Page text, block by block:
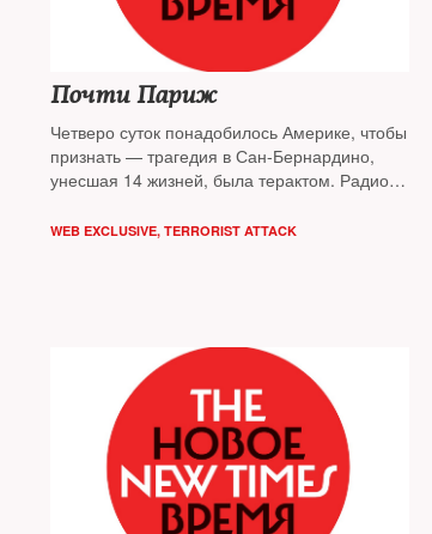
Почти Париж
Четверо суток понадобилось Америке, чтобы
признать — трагедия в Сан-Бернардино,
унесшая 14 жизней, была терактом. Радио
убитых террористов своими «мучениками»
WEB EXCLUSIVE, TERRORIST ATTACK